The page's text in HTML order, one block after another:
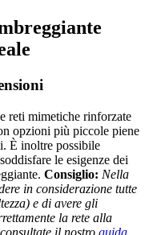
reti mimetiche rinforzate
opzioni più piccole piene
È inoltre possibile
le esigenze dei
Consiglio: Nella
in considerazione tutte
e di avere gli
la rete alla
il nostro guida